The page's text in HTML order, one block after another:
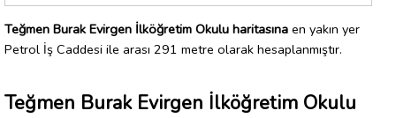
Teğmen Burak Evirgen İlköğretim Okulu haritasına en yakın yer
Petrol İş Caddesi ile arası 291 metre olarak hesaplanmıştır.
Teğmen Burak Evirgen İlköğretim Okulu